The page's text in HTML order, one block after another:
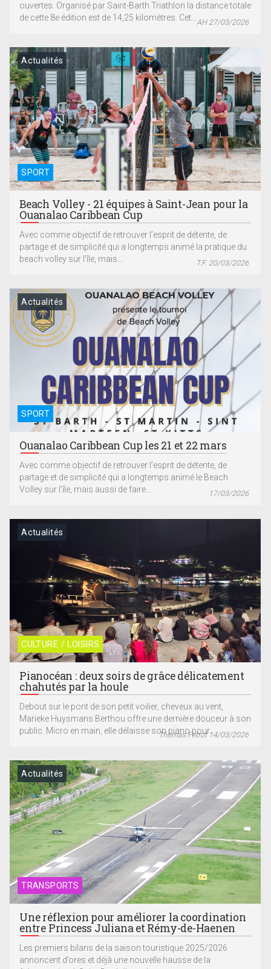
ouvertes. Organisé par Saint-Barth Triathlon la distance totale
de cette 8e édition est de 14,25 kilomètres. Cet...
AH 27/03/2026
SPORT
Actualités
Beach Volley - 21 équipes à Saint-Jean pour la
Ouanalao Caribbean Cup
Avec comme objectif de retrouver l’esprit de détente, de
partage et de simplicité qui a longtemps animé la pratique du
beach volley sur l’île, mais...
T.F. 20/03/2026
SPORT
Actualités
Ouanalao Caribbean Cup les 21 et 22 mars
Avec comme objectif de retrouver l’esprit de détente, de
partage et de simplicité qui a longtemps animé le Beach
Volley sur l’île, mais aussi de faire...
17/03/2026
CULTURE / LOISIRS
Actualités
Pianocéan : deux soirs de grâce délicatement
chahutés par la houle
Debout sur le pont de son petit voilier, cheveux au vent,
Marieke Huysmans Berthou offre une dernière douceur à son
public. Micro en main, elle délaisse son piano pour...
Thomas Fetrot 14/03/2026
TRANSPORTS
Actualités
Une réflexion pour améliorer la coordination
entre Princess Juliana et Rémy-de-Haenen
Les premiers bilans de la saison touristique 2025/2026
annoncent d’ores et déjà une nouvelle hausse de la